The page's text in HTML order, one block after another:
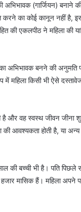
(गार्जियन) बनाने
का कोई कानून नहीं है,
की एकलपीठ ने महिला की
अभिभावक बनने की
किसी भी ऐसे दस्तावेज
और वह स्वस्थ जीवन जीना
आवश्यकता होती है, या
बच्ची भी है। पति पिछले
मासिक हैं। महिला अपने